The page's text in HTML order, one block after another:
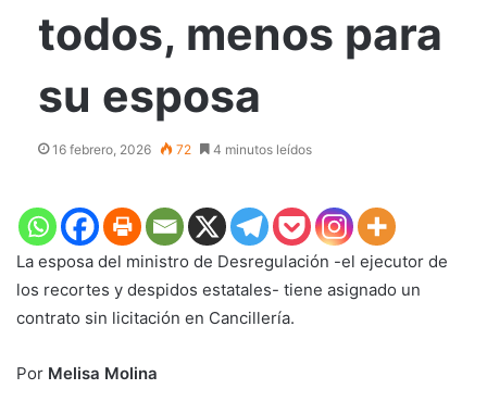
todos, menos para
su esposa
16 febrero, 2026 72 4 minutos leídos
La esposa del ministro de Desregulación -el ejecutor de
los recortes y despidos estatales- tiene asignado un
contrato sin licitación en Cancillería.
Por Melisa Molina